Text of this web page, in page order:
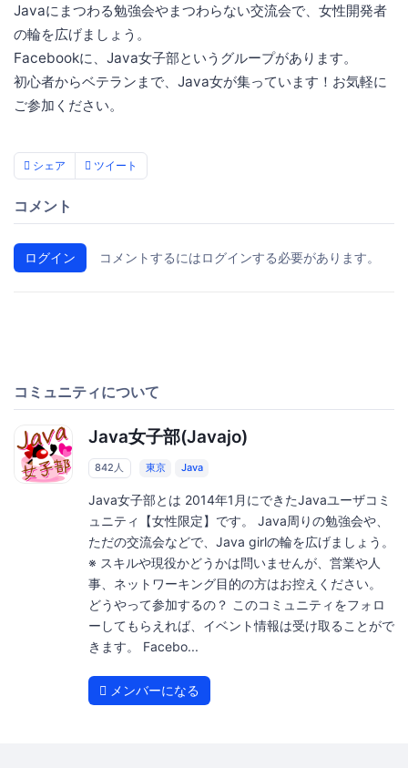
Javaにまつわる勉強会やまつわらない交流会で、女性開発者
の輪を広げましょう。
Facebookに、Java女子部というグループがあります。
初心者からベテランまで、Java女が集っています！お気軽に
ご参加ください。
シェア ツイート
コメント
ログイン コメントするにはログインする必要があります。
コミュニティについて
Java女子部(Javajo)
842人 東京 Java
Java女子部とは 2014年1月にできたJavaユーザコミ
ュニティ【女性限定】です。 Java周りの勉強会や、
ただの交流会などで、Java girlの輪を広げましょう。
※ スキルや現役かどうかは問いませんが、営業や人
事、ネットワーキング目的の方はお控えください。
どうやって参加するの？ このコミュニティをフォロ
ーしてもらえれば、イベント情報は受け取ることがで
きます。 Facebo...
メンバーになる